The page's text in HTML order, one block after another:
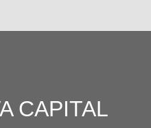
CAPITAL